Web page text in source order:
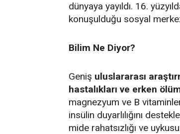
dünyaya yayıldı. 16.
konuşulduğu sosyal
Bilim Ne Diyor?
Geniş uluslararası
hastalıkları ve erken
magnezyum ve B
insülin duyarlılığını
mide rahatsızlığı ve